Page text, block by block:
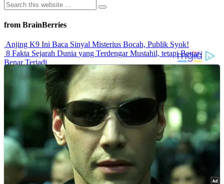
from BrainBerries
Anjing K9 Ini Baca Sinyal Misterius Bocah, Publik Syok!
8 Fakta Sejarah Dunia yang Terdengar Mustahil, tetapi Benar-
Benar Terjadi
Rahasia Sehat Sam Bimbo Yang Tetap Prima Di Usia Senja
9 Rahasia Mengejutkan Di Balik Monumen Batu Kuno Dunia!
Inilah Cara Mendeteksi Kebohongan Lewat Gerakan Bibir!
Advertisements